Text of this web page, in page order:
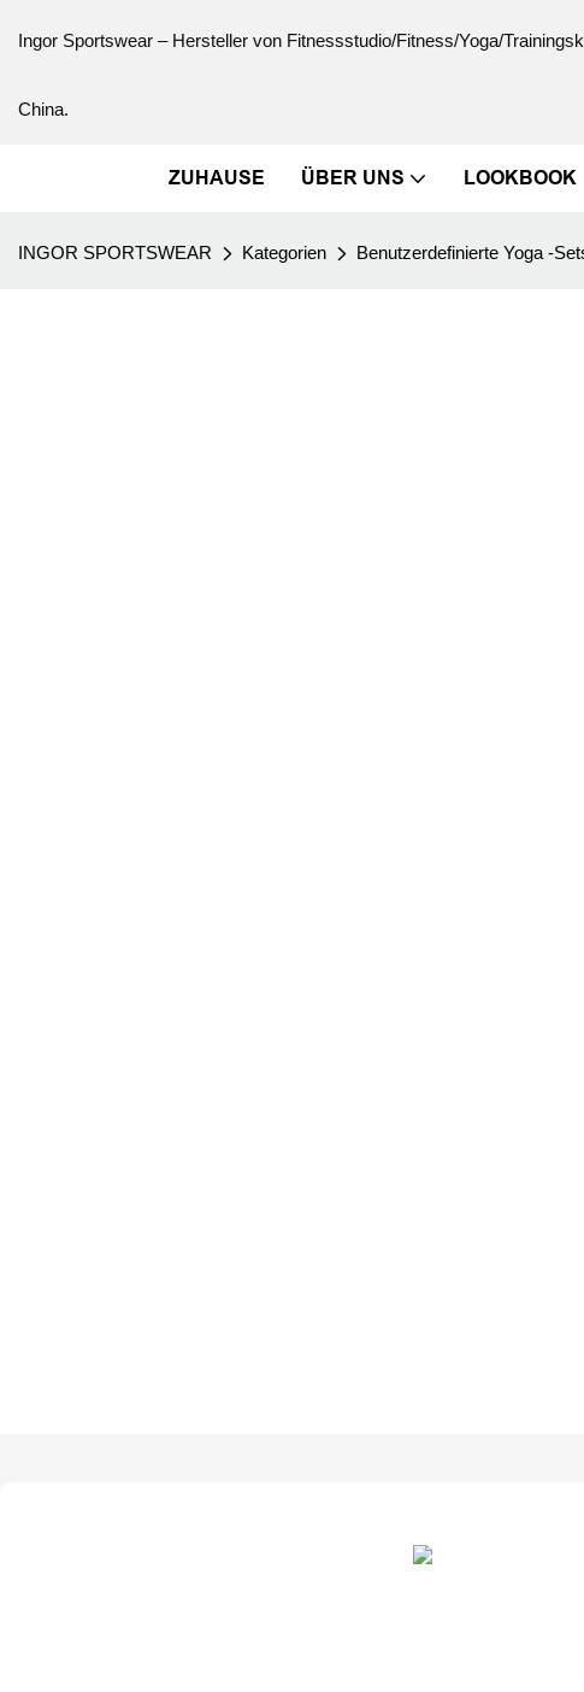
Ingor Sportswear – Hersteller von Fitnessstudio/Fitness/Yoga/
China.
ZUHAUSE ÜBER UNS LOOKBOOK
INGOR SPORTSWEAR Kategorien Benutzerdefinierte Yoga -